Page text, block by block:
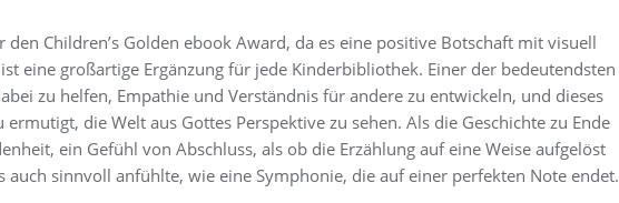
Children’s Golden ebook Award, da es eine positive Botschaft mit visuell
eine großartige Ergänzung für jede Kinderbibliothek. Einer der bedeutendsten
zu helfen, Empathie und Verständnis für andere zu entwickeln, und dieses
die Welt aus Gottes Perspektive zu sehen. Als die Geschichte zu Ende
ein Gefühl von Abschluss, als ob die Erzählung auf eine Weise aufgelöst
sinnvoll anfühlte, wie eine Symphonie, die auf einer perfekten Note endet.